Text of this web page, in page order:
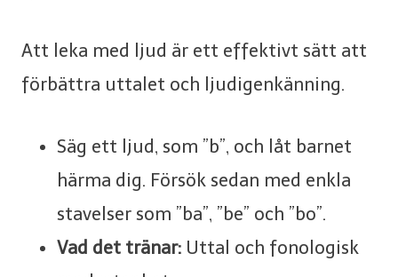
Att leka med ljud är ett effektivt sätt att
förbättra uttalet och ljudigenkänning.
Säg ett ljud, som ”b”, och låt barnet
härma dig. Försök sedan med enkla
stavelser som ”ba”, ”be” och ”bo”.
Vad det tränar: Uttal och fonologisk